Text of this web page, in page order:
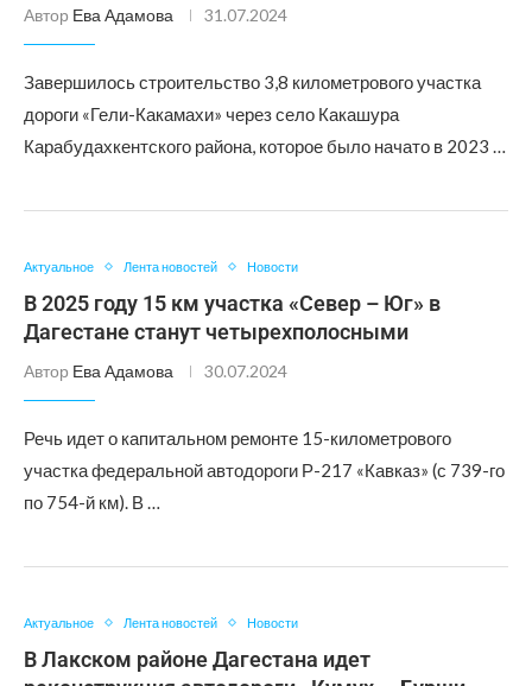
Автор Ева Адамова 31.07.2024
Завершилось строительство 3,8 километрового участка
дороги «Гели-Какамахи» через село Какашура
Карабудахкентского района, которое было начато в 2023 …
Актуальное Лента новостей Новости
В 2025 году 15 км участка «Север – Юг» в
Дагестане станут четырехполосными
Автор Ева Адамова 30.07.2024
Речь идет о капитальном ремонте 15-километрового
участка федеральной автодороги Р-217 «Кавказ» (с 739-го
по 754-й км). В …
Актуальное Лента новостей Новости
В Лакском районе Дагестана идет